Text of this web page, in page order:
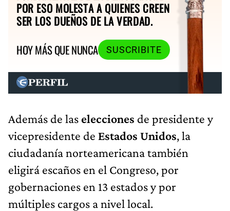
POR ESO MOLESTA A QUIENES CREEN
SER LOS DUEÑOS DE LA VERDAD.
HOY MÁS QUE NUNCA
SUSCRIBITE
Además de las elecciones de presidente y
vicepresidente de Estados Unidos, la
ciudadanía norteamericana también
eligirá escaños en el Congreso, por
gobernaciones en 13 estados y por
múltiples cargos a nivel local.